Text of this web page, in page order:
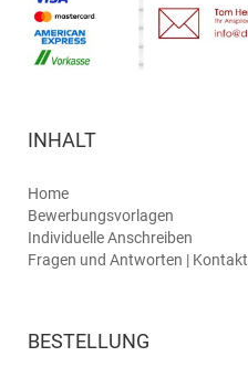
INHALT
Home
Bewerbungsvorlagen
Individuelle Anschreiben
Fragen und Antworten | Kontakt
BESTELLUNG